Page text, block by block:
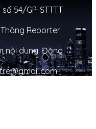
54/GP-STTTT
Reporter
nội dung: Đặng